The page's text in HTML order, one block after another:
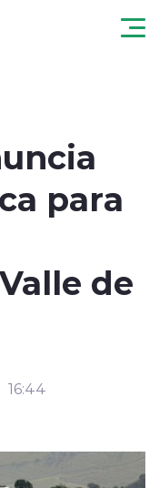
para
de
16:44